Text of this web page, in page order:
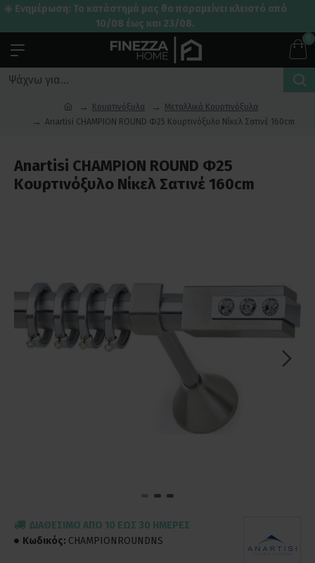
☀️ Ενημέρωση: Το κατάστημά μας θα παραμείνει κλειστό από
10/08 έως και 23/08.
0
Κουρτινόξυλα
Μεταλλικά Κουρτινόξυλα
Anartisi CHAMPION ROUND Φ25 Κουρτινόξυλο Νίκελ Σατινέ 160cm
Anartisi CHAMPION ROUND Φ25
Κουρτινόξυλο Νίκελ Σατινέ 160cm
ΔΙΑΘΈΣΙΜΟ ΑΠΌ 10 ΈΩΣ 30 ΗΜΈΡΕΣ
Κωδικός: CHAMPIONROUNDNS